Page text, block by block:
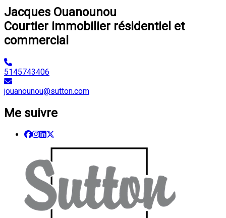
Jacques Ouanounou
Courtier immobilier résidentiel et
commercial
5145743406
jouanounou@sutton.com
Me suivre